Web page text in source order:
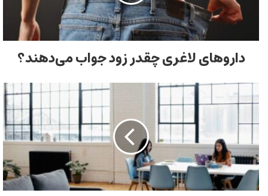
داروهای لاغری چقدر زود جواب می‌دهند؟